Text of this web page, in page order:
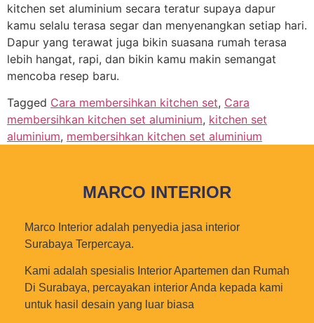
kitchen set aluminium secara teratur supaya dapur
kamu selalu terasa segar dan menyenangkan setiap hari.
Dapur yang terawat juga bikin suasana rumah terasa
lebih hangat, rapi, dan bikin kamu makin semangat
mencoba resep baru.
Tagged Cara membersihkan kitchen set, Cara
membersihkan kitchen set aluminium, kitchen set
aluminium, membersihkan kitchen set aluminium
MARCO INTERIOR
Marco Interior adalah penyedia jasa interior
Surabaya Terpercaya.
Kami adalah spesialis Interior Apartemen dan Rumah
Di Surabaya, percayakan interior Anda kepada kami
untuk hasil desain yang luar biasa